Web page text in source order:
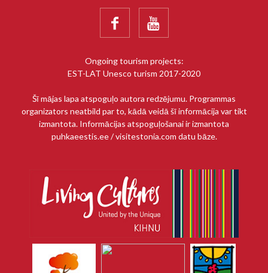
 
Ongoing tourism projects:
EST-LAT Unesco turism 2017-2020
Šī mājas lapa atspoguļo autora redzējumu. Programmas
organizators neatbild par to, kādā veidā šī informācija var tikt
izmantota. Informācijas atspoguļošanai ir izmantota
puhkaeestis.ee / visitestonia.com datu bāze.